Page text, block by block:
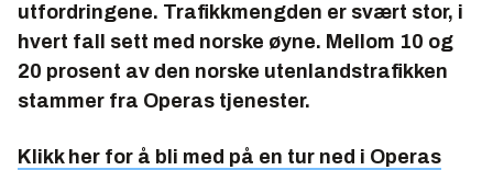
utfordringene. Trafikkmengden er svært stor, i
hvert fall sett med norske øyne. Mellom 10 og
20 prosent av den norske utenlandstrafikken
stammer fra Operas tjenester.
Klikk her for å bli med på en tur ned i Operas